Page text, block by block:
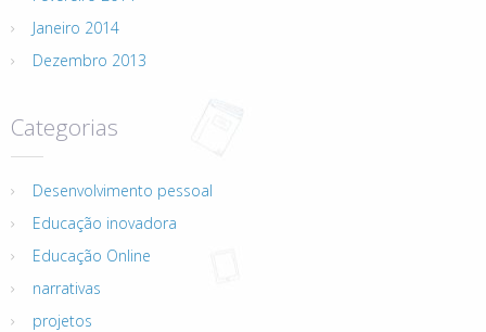
Janeiro 2014
Dezembro 2013
Categorias
Desenvolvimento pessoal
Educação inovadora
Educação Online
narrativas
projetos